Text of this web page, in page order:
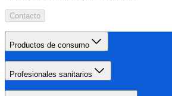
Contacto
Productos de consumo
Profesionales sanitarios